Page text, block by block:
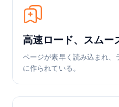
高速ロード、スムー
ページが素早く読み込まれ、
に作られている。